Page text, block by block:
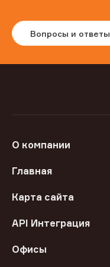
Вопросы и ответы
О компании
Главная
Карта сайта
API Интеграция
Офисы